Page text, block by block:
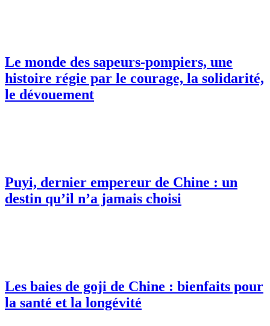
Le monde des sapeurs-pompiers, une
histoire régie par le courage, la solidarité,
le dévouement
Puyi, dernier empereur de Chine : un
destin qu’il n’a jamais choisi
Les baies de goji de Chine : bienfaits pour
la santé et la longévité